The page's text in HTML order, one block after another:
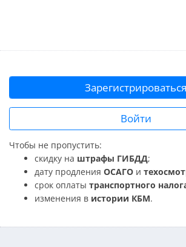
Зарегистрироваться
Войти
Чтобы не пропустить:
скидку на штрафы ГИБДД;
дату продления ОСАГО и
срок оплаты транспортного
изменения в истории КБМ.